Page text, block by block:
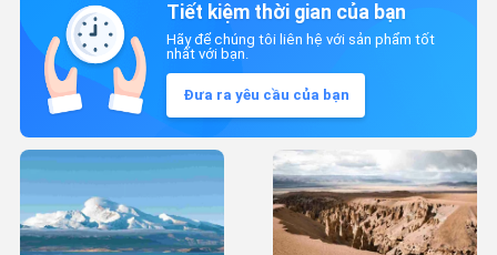
Tiết kiệm thời gian của bạn
Hãy để chúng tôi liên hệ với sản phẩm tốt
nhất với bạn.
Đưa ra yêu cầu của bạn